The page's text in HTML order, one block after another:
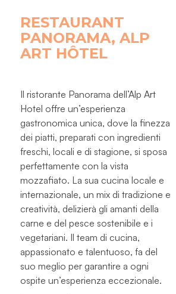
RESTAURANT
PANORAMA, ALP
ART HÔTEL
Il ristorante Panorama dell’Alp Art
Hotel offre un’esperienza
gastronomica unica, dove la finezza
dei piatti, preparati con ingredienti
freschi, locali e di stagione, si sposa
perfettamente con la vista
mozzafiato. La sua cucina locale e
internazionale, un mix di tradizione e
creatività, delizierà gli amanti della
carne e del pesce sostenibile e i
vegetariani. Il team di cucina,
appassionato e talentuoso, fa del
suo meglio per garantire a ogni
ospite un’esperienza eccezionale.